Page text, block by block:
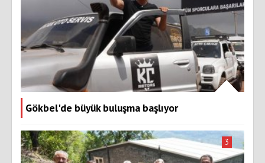
Gökbel'de büyük buluşma başlıyor
3